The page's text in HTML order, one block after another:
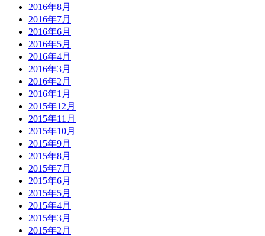
2016年8月
2016年7月
2016年6月
2016年5月
2016年4月
2016年3月
2016年2月
2016年1月
2015年12月
2015年11月
2015年10月
2015年9月
2015年8月
2015年7月
2015年6月
2015年5月
2015年4月
2015年3月
2015年2月